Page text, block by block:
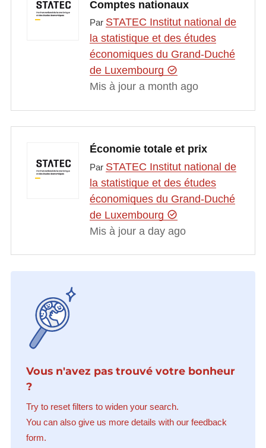
Comptes nationaux
Par STATEC Institut national de
la statistique et des études
économiques du Grand-Duché
de Luxembourg
Mis à jour a month ago
Économie totale et prix
Par STATEC Institut national de
la statistique et des études
économiques du Grand-Duché
de Luxembourg
Mis à jour a day ago
Vous n'avez pas trouvé votre bonheur
?
Try to reset filters to widen your search.
You can also give us more details with our feedback
form.